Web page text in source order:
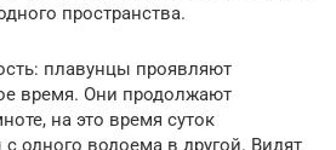
пространства.
плавунцы проявляют
время. Они продолжают
на это время суток
с одного водоема в другой. Видят